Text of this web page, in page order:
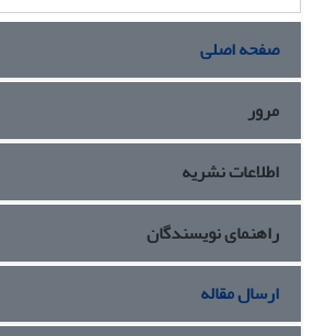
صفحه اصلی
مرور
اطلاعات نشریه
راهنمای نویسندگان
ارسال مقاله